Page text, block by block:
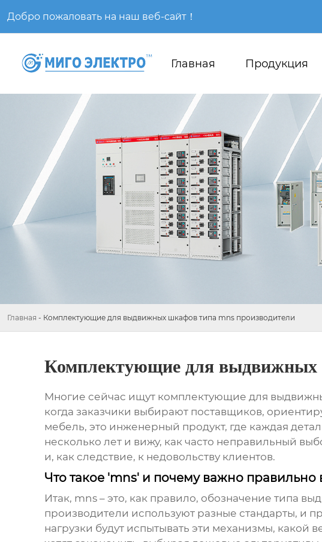
Добро пожаловать на наш веб-сайт！
Главная Продукция
Главная - Комплектующие для выдвижных шкафов типа mns производители
Комплектующие для выдвижных
Многие сейчас ищут комплектующие для
когда заказчики выбирают поставщиков,
мебель, это инженерный продукт, где каждая
несколько лет и вижу, как часто неправильный
и, как следствие, к недовольству клиентов.
Что такое 'mns' и почему важно
Итак, mns– это, как правило, обозначение типа
производители используют разные стандарты, и
нагрузки будут испытывать эти механизмы,